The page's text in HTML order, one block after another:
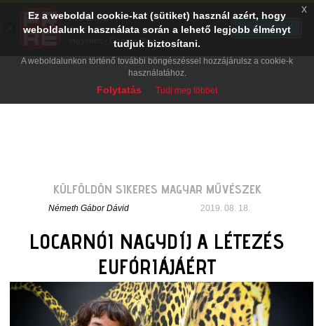
KÜLFÖLDÖN SIKERES MAGYAR MŰVÉSZEK
Németh Gábor Dávid 2019. 08. 18.
LOCARNÓI NAGYDÍJ A LÉTEZÉS
EUFÓRIÁJÁÉRT
Ez a weboldal cookie-kat (sütiket) használ azért, hogy
weboldalunk használata során a lehető legjobb élményt
tudjuk biztosítani.
A weboldalunkon történő további böngészéssel hozzájárulsz a cookie-k
használatához.
Folytatás Tudj meg többet
x
PRAE.HU
Digital Evolution
Ingyenes - Google Play
TELEPÍTÉS